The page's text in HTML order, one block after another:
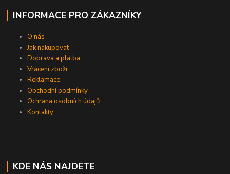
INFORMACE PRO ZÁKAZNÍKY
O nás
Jak nakupovat
Doprava a platba
Vrácení zboží
Reklamace
Obchodní podmínky
Ochrana osobních údajů
Kontakty
KDE NÁS NAJDETE